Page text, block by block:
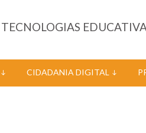
TECNOLOGIAS
CIDADANIA DIGITAL